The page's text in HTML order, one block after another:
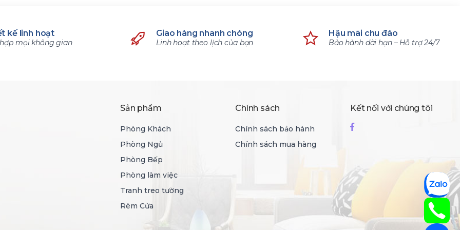
kế linh hoạt
mọi không gian
Giao hàng nhanh chóng
Linh hoạt theo lịch của bạn
Hậu mãi chu đáo
Bảo hành dài hạn – Hỗ trợ 24/7
Sản phẩm
Phòng Khách
Phòng Ngủ
Phòng Bếp
Phòng làm việc
Tranh treo tường
Rèm Cửa
Chính sách
Chính sách bảo hành
Chính sách mua hàng
Kết nối với chúng tôi